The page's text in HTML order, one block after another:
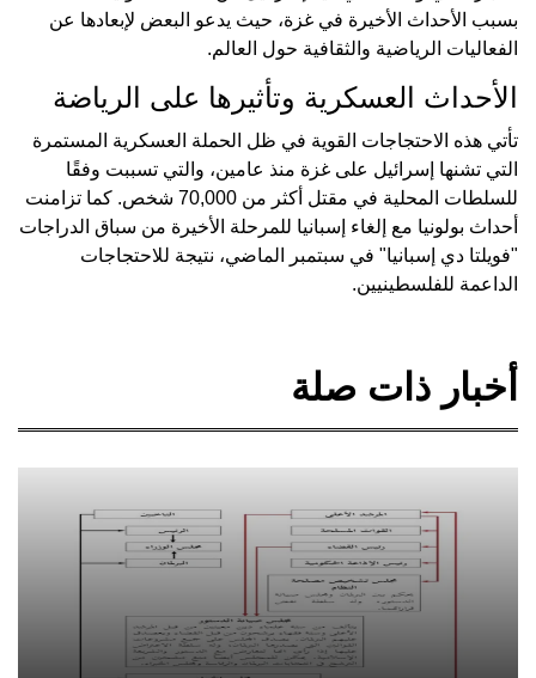
بسبب الأحداث الأخيرة في غزة، حيث يدعو البعض لإبعادها عن
الفعاليات الرياضية والثقافية حول العالم.
الأحداث العسكرية وتأثيرها على الرياضة
تأتي هذه الاحتجاجات القوية في ظل الحملة العسكرية المستمرة
التي تشنها إسرائيل على غزة منذ عامين، والتي تسببت وفقًا
للسلطات المحلية في مقتل أكثر من 70,000 شخص. كما تزامنت
أحداث بولونيا مع إلغاء إسبانيا للمرحلة الأخيرة من سباق الدراجات
"فويلتا دي إسبانيا" في سبتمبر الماضي، نتيجة للاحتجاجات
الداعمة للفلسطينيين.
أخبار ذات صلة